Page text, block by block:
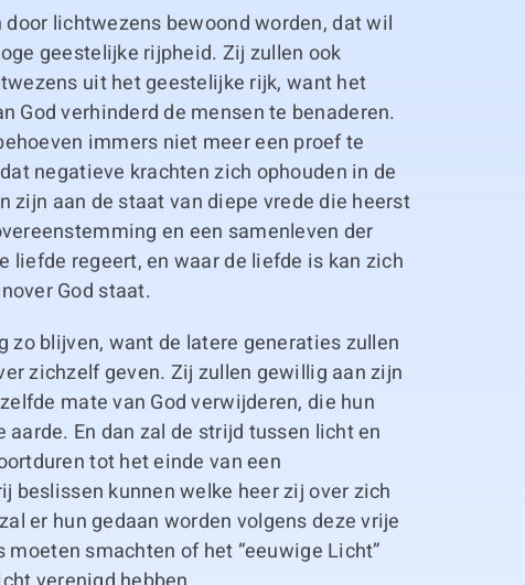
lichtwezens bewoond worden, dat wil
geestelijke rijpheid. Zij zullen ook
uit het geestelijke rijk, want het
God verhinderd de mensen te benaderen.
immers niet meer een proef te
negatieve krachten zich ophouden in de
zijn aan de staat van diepe vrede die heerst
en een samenleven der
liefde regeert, en waar de liefde is kan zich
God staat.
blijven, want de latere generaties zullen
zichzelf geven. Zij zullen gewillig aan zijn
mate van God verwijderen, die hun
En dan zal de strijd tussen licht en
tot het einde van een
beslissen kunnen welke heer zij over zich
er hun gedaan worden volgens deze vrije
smachten of het “eeuwige Licht”